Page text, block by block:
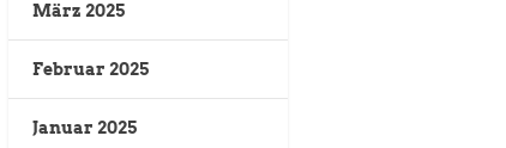
März 2025
Februar 2025
Januar 2025